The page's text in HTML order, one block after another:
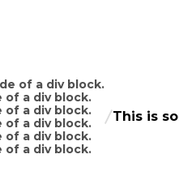
of a div block.
of a div block.
of a div block.
of a div block.
of a div block.
of a div block.
This is